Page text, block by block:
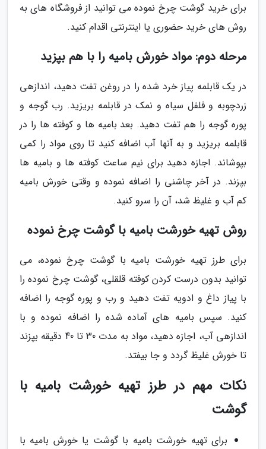
برای خرید گوشت چرخ نموده می توانید از فروشگاه های به
روش های خرید حضوری یا اینترنتی اقدام کنید.
مرحله دوم: مواد خورش بامیه را با هم بپزید
در یک قابلمه پیاز خرد شده را در روغن تفت دهید، اندازهی
زردچوبه و فلفل سیاه و نمک در قابلمه بریزید. رب گوجه و
پوره گوجه را هم تفت دهید. بعد بامیه ها و کوفته ها را در
قابلمه بریزید و به آنها آب اضافه کنید تا روی مواد را کمی
بپوشاند. اجازه دهید برای نیم ساعت کوفته ها و بامیه ها
بپزند. در آخر چاشنی را اضافه نموده و وقتی خورش بامیه
کم آب و غلیظ شد، آن را سرو کنید.
روش تهیه خورشت بامیه با گوشت چرخ نموده
برای طرز تهیه خورشت بامیه با گوشت چرخ نموده، می
توانید بدون درست کردن کوفته قلقلی، گوشت چرخ نموده را
با پیاز داغ و ادویه تفت دهید و رب و پوره گوجه را اضافه
کنید. سپس بامیه های آماده شده را اضافه نموده و با
اندازهی آب، اجازه دهید، مواد به مدت 30 تا 40 دقیقه بپزند
تا خورش غلیظ گردد و جا بیفتد.
نکات مهم در طرز تهیه خورشت بامیه با
گوشت
برای تهیه خورشت بامیه با گوشت یا خورش بامیه با